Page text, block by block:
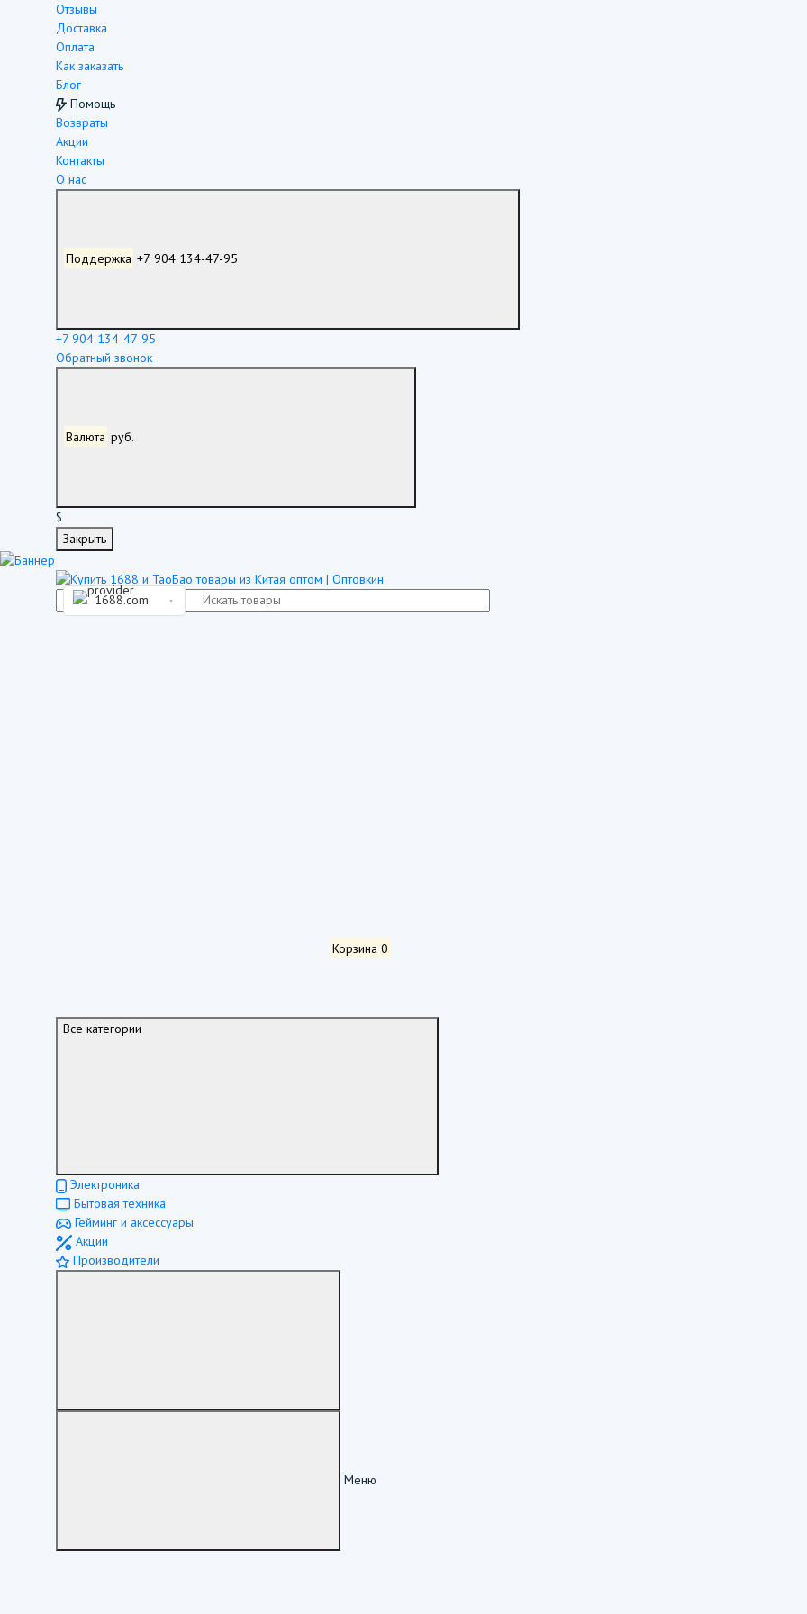
Отзывы
Доставка
Оплата
Как заказать
Блог
Помощь
Возвраты
Акции
Контакты
О нас
Поддержка +7 904 134-47-95
+7 904 134-47-95
Обратный звонок
Валюта руб.
$
Закрыть
1688.com
Корзина 0
Все категории
Электроника
Бытовая техника
Гейминг и аксессуары
Акции
Производители
Меню